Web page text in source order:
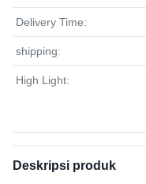
Delivery Time:
shipping:
High Light:
Deskripsi produk